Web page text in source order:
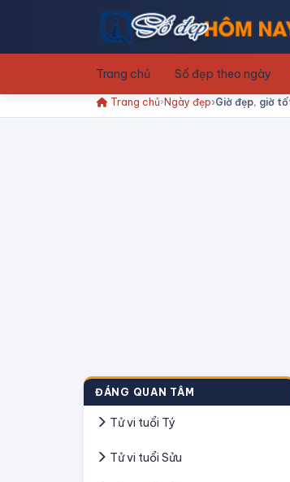
Trang chủ Số đẹp theo ngày
Trang chủ Ngày đẹp Giờ đẹp, giờ
ĐÁNG QUAN TÂM
Tử vi tuổi Tý
Tử vi tuổi Sửu